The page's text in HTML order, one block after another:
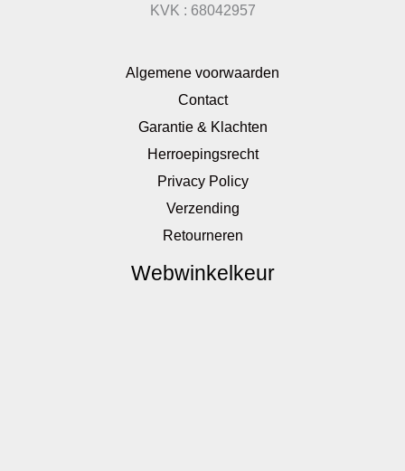
KVK : 68042957
Algemene voorwaarden
Contact
Garantie & Klachten
Herroepingsrecht
Privacy Policy
Verzending
Retourneren
Webwinkelkeur